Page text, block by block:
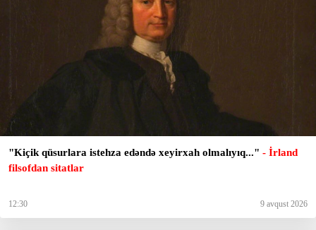
"Kiçik qüsurlara istehza edəndə xeyirxah olmalıyıq..." - İrland
filsofdan sitatlar
12:30 9 avqust 2026